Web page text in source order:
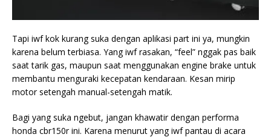
Tapi iwf kok kurang suka dengan aplikasi part ini ya, mungkin
karena belum terbiasa. Yang iwf rasakan, “feel” nggak pas baik
saat tarik gas, maupun saat menggunakan engine brake untuk
membantu menguraki kecepatan kendaraan. Kesan mirip
motor setengah manual-setengah matik.
Bagi yang suka ngebut, jangan khawatir dengan performa
honda cbr150r ini. Karena menurut yang iwf pantau di acara